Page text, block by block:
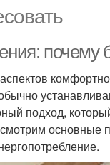
почему
подход,
основные